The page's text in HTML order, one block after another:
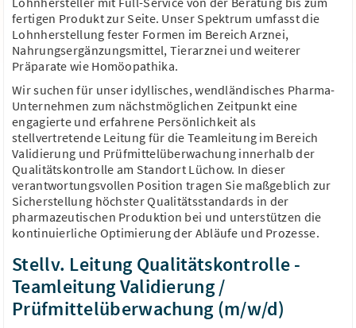
fertigen Produkt zur Seite. Unser Spektrum umfasst die
Lohnherstellung fester Formen im Bereich Arznei,
Nahrungsergänzungsmittel, Tierarznei und weiterer
Präparate wie Homöopathika.
Wir suchen für unser idyllisches, wendländisches Pharma-
Unternehmen zum nächstmöglichen Zeitpunkt eine
engagierte und erfahrene Persönlichkeit als
stellvertretende Leitung für die Teamleitung im Bereich
Validierung und Prüfmittelüberwachung innerhalb der
Qualitätskontrolle am Standort Lüchow. In dieser
verantwortungsvollen Position tragen Sie maßgeblich zur
Sicherstellung höchster Qualitätsstandards in der
pharmazeutischen Produktion bei und unterstützen die
kontinuierliche Optimierung der Abläufe und Prozesse.
Stellv. Leitung Qualitätskontrolle -
Teamleitung Validierung /
Prüfmittelüberwachung (m/w/d)
Pfaffenhofen an der Ilm, Bayern
34.519 - 59.965 €/Jahr
Qualitätskontrolle GMP GxP ALCOA+ Change Control
Biologe, Biochemiker als Teamleiter -
Qualitätsmanagement (m/w/d)
DKMS Life Science Lab gGmbH
Dresden, Sachsen
Homeoffice möglich
66.000 - 77.000 €/Jahr
Qualitätsmanagement
Prozessoptimierung
Projektmanagement